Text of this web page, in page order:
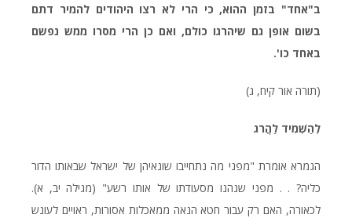
ב"אחד" בזמן ההוא, כי הרי לא רצו היהודים להמיר דתם
בשום אופן גם שיהרגו כולם, ואם כן הרי מסרו ממש נפשם
באחד כו'.
(תורה אור קיח, ג)
לְהַשְׁמִיד לַהֲרֹג
הגמרא אומרת "מפני מה נתחייבו שונאיהן של ישראל שבאותו הדור
כליה? . . מפני שנהנו מסעודתו של אותו רשע" (מגילה יב, א).
לכאורה, האם רק עבור חטא הנאה ממאכלות אסורות, ראויים לעונש